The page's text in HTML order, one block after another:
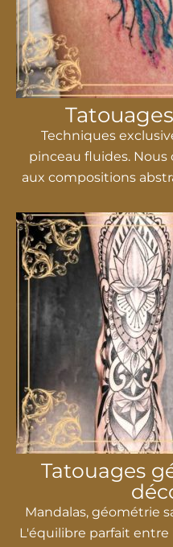
Techniques
pinceau fluides.
aux compositions
Tatouages
Mandalas, géométrie
L'équilibre parfait